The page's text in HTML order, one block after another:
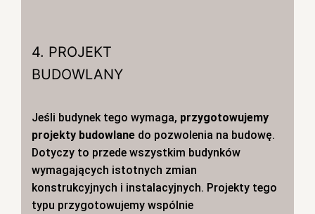
4. PROJEKT
BUDOWLANY
Jeśli budynek tego wymaga, przygotowujemy
projekty budowlane do pozwolenia na budowę.
Dotyczy to przede wszystkim budynków
wymagających istotnych zmian
konstrukcyjnych i instalacyjnych. Projekty tego
typu przygotowujemy wspólnie